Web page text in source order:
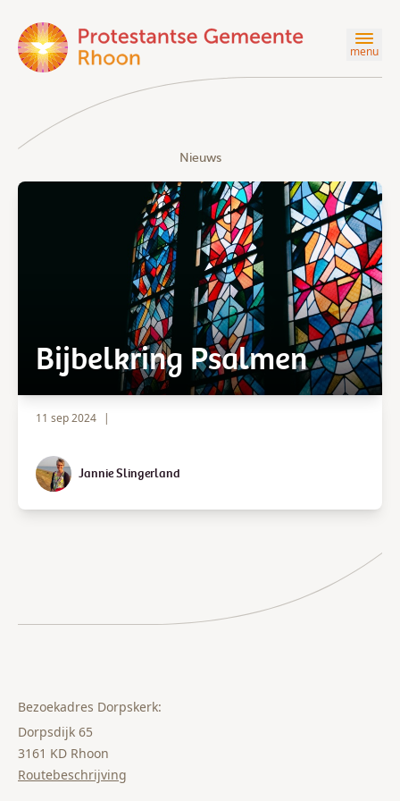
menu
Nieuws
Bijbelkring Psalmen
11 sep 2024 |
Jannie Slingerland
Bezoekadres Dorpskerk:
Dorpsdijk 65
3161 KD Rhoon
Routebeschrijving